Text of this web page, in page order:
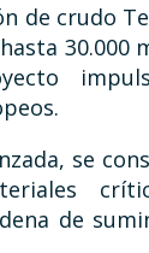
de crudo
30.000
se
de